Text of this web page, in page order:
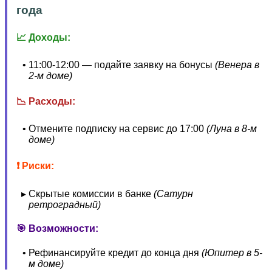
года
📈 Доходы:
11:00-12:00 — подайте заявку на бонусы (Венера в
2-м доме)
📉 Расходы:
Отмените подписку на сервис до 17:00 (Луна в 8-м
доме)
❗ Риски:
Скрытые комиссии в банке (Сатурн
ретроградный)
🎯 Возможности:
Рефинансируйте кредит до конца дня (Юпитер в 5-
м доме)